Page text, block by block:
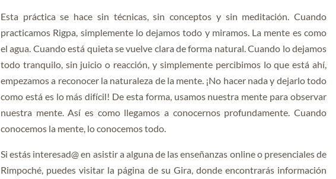
Esta práctica se hace sin técnicas, sin conceptos y sin meditación. Cuando
practicamos Rigpa, simplemente lo dejamos todo y miramos. La mente es como
el agua. Cuando está quieta se vuelve clara de forma natural. Cuando lo dejamos
todo tranquilo, sin juicio o reacción, y simplemente percibimos lo que está ahí,
empezamos a reconocer la naturaleza de la mente. ¡No hacer nada y dejarlo todo
como está es lo más difícil! De esta forma, usamos nuestra mente para observar
nuestra mente. Así es como llegamos a conocernos profundamente. Cuando
conocemos la mente, lo conocemos todo.
Si estás interesad@ en asistir a alguna de las enseñanzas online o presenciales de
Rimpoché, puedes visitar la página de su Gira, donde encontrarás información